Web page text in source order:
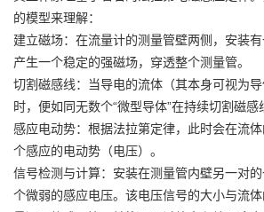
的模型来理解：
建立磁场：在流量计的测量管壁两侧，安装
产生一个稳定的强磁场，穿透整个测量管。
切割磁感线：当导电的流体（其本身可视为
时，便如同无数个“微型导体”在持续切割磁感
感应电动势：根据法拉第定律，此时会在流
个感应的电动势（电压）。
信号检测与计算：安装在测量管内壁另一对
个微弱的感应电压。该电压信号的大小与流